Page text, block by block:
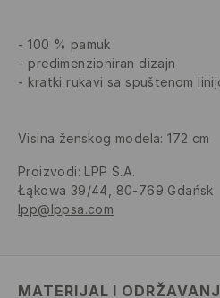
100 % pamuk
predimenzioniran dizajn
kratki rukavi sa spuštenom
Visina ženskog modela: 172 cm
Proizvodi: LPP S.A.
Łąkowa 39/44, 80-769 Gdańsk
lpp@lppsa.com
MATERIJAL I